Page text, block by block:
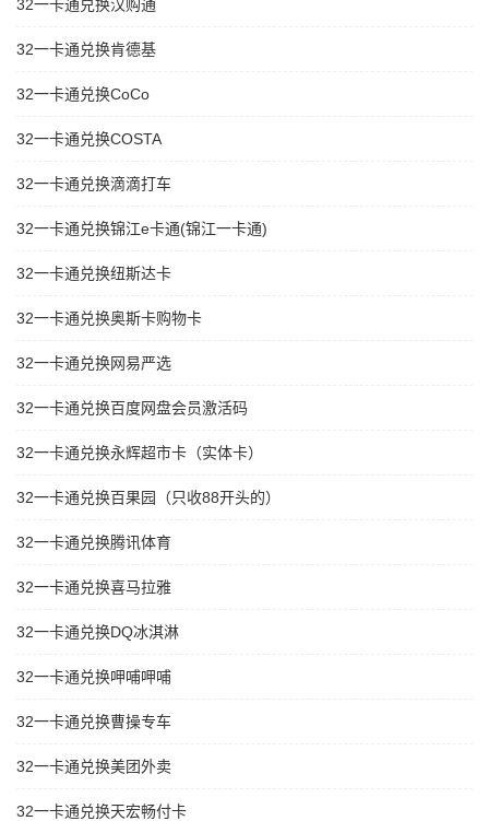
32一卡通兑换汉购通
32一卡通兑换肯德基
32一卡通兑换CoCo
32一卡通兑换COSTA
32一卡通兑换滴滴打车
32一卡通兑换锦江e卡通(锦江一卡通)
32一卡通兑换纽斯达卡
32一卡通兑换奥斯卡购物卡
32一卡通兑换网易严选
32一卡通兑换百度网盘会员激活码
32一卡通兑换永辉超市卡（实体卡）
32一卡通兑换百果园（只收88开头的）
32一卡通兑换腾讯体育
32一卡通兑换喜马拉雅
32一卡通兑换DQ冰淇淋
32一卡通兑换呷哺呷哺
32一卡通兑换曹操专车
32一卡通兑换美团外卖
32一卡通兑换天宏畅付卡